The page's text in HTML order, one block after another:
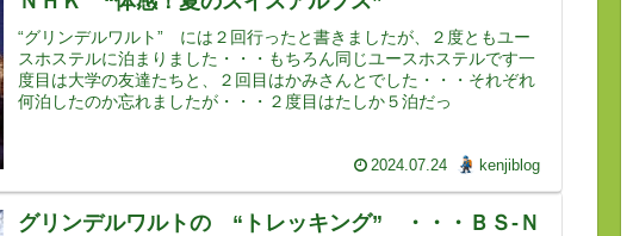
“グリンデルワルト” には２回行ったと書きましたが、２度ともユー
スホステルに泊まりました・・・もちろん同じユースホステルです一
度目は大学の友達たちと、２回目はかみさんとでした・・・それぞれ
何泊したのか忘れましたが・・・２度目はたしか５泊だっ
2024.07.24 kenjiblog
グリンデルワルトの “トレッキング” ・・・ＢＳ-Ｎ